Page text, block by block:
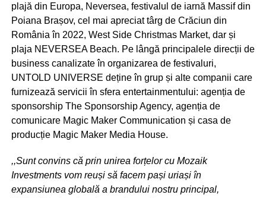
plajă din Europa, Neversea, festivalul de iarnă Massif din
Poiana Brașov, cel mai apreciat târg de Crăciun din
România în 2022, West Side Christmas Market, dar și
plaja NEVERSEA Beach. Pe lângă principalele direcții de
business canalizate în organizarea de festivaluri,
UNTOLD UNIVERSE deține în grup și alte companii care
furnizează servicii în sfera entertainmentului: agenția de
sponsorship The Sponsorship Agency, agenția de
comunicare Magic Maker Communication și casa de
producție Magic Maker Media House.
,,Sunt convins că prin unirea forțelor cu Mozaik
Investments vom reuși să facem pași uriași în
expansiunea globală a brandului nostru principal,